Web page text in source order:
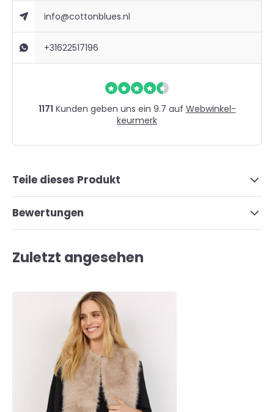
info@cottonblues.nl
+31622517196
1171 Kunden geben uns ein 9.7 auf Webwinkel-
keurmerk
Teile dieses Produkt
Bewertungen
Zuletzt angesehen